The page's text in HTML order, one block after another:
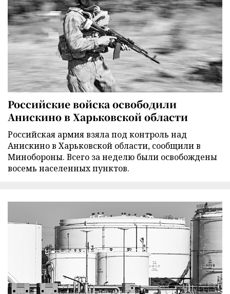
Российские войска освободили
Анискино в Харьковской области
Российская армия взяла под контроль над
Анискино в Харьковской области, сообщили в
Минобороны. Всего за неделю были освобождены
восемь населенных пунктов.